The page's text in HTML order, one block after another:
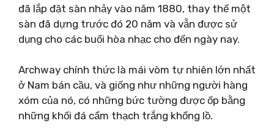
đã lắp đặt sàn nhảy vào năm 1880, thay thế một
sàn đã dựng trước đó 20 năm và vẫn được sử
dụng cho các buổi hòa nhạc cho đến ngày nay.
Archway chính thức là mái vòm tự nhiên lớn nhất
ở Nam bán cầu, và giống như những người hàng
xóm của nó, có những bức tường được ốp bằng
những khối đá cẩm thạch trắng khổng lồ.